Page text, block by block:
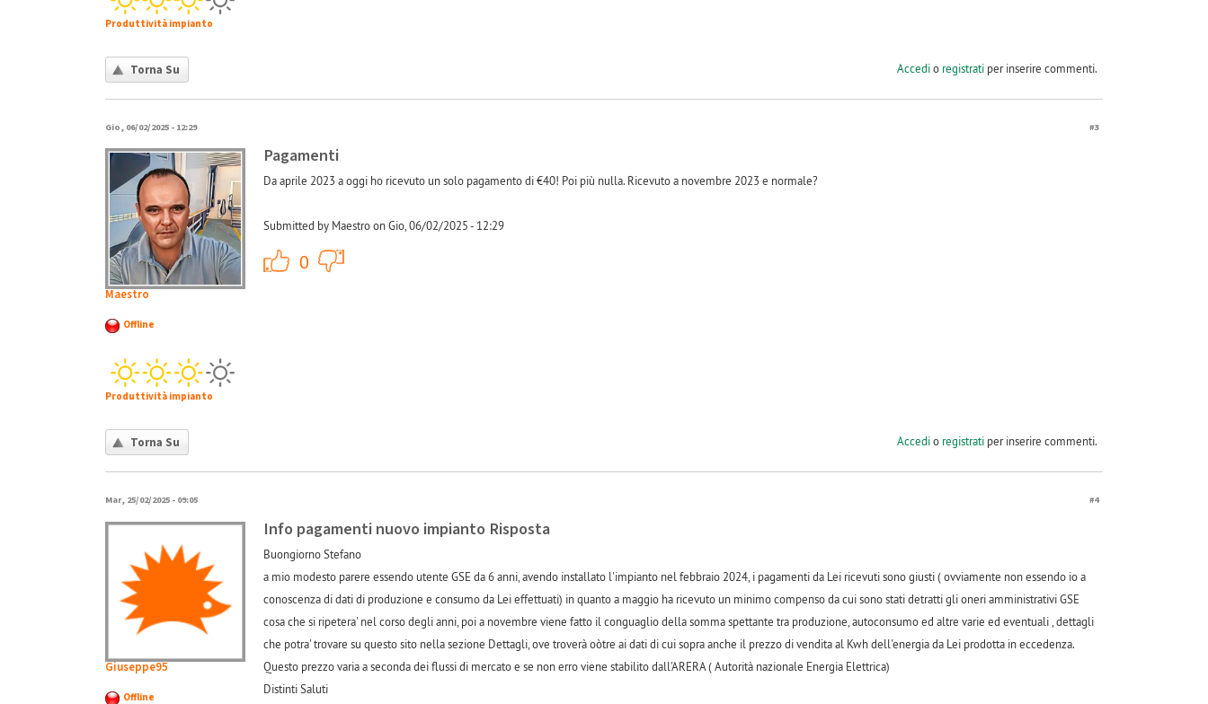
Produttività impianto
Torna Su Accedio registratiper inserire commenti.
Gio, 06/02/2025 - 12:29 #3
Maestro
Offline
Produttività impianto
Pagamenti
Da aprile 2023 a oggi ho ricevuto un solo pagamento di €40! Poi più nulla. Ricevuto a novembre 2023 e normale?
Submitted by Maestro on Gio, 06/02/2025 - 12:29
0
Torna Su Accedio registratiper inserire commenti.
Mar, 25/02/2025 - 09:05 #4
Giuseppe95
Offline
Info pagamenti nuovo impianto Risposta
Buongiorno Stefano
a mio modesto parere essendo utente GSE da 6 anni, avendo installato l'impianto nel febbraio 2024, i pagamenti da Lei ricevuti sono giusti ( ovviamente non essendo io a
conoscenza di dati di produzione e consumo da Lei effettuati) in quanto a maggio ha ricevuto un minimo compenso da cui sono stati detratti gli oneri amministrativi GSE
cosa che si ripetera' nel corso degli anni, poi a novembre viene fatto il conguaglio della somma spettante tra produzione, autoconsumo ed altre varie ed eventuali , dettagli
che potra' trovare su questo sito nella sezione Dettagli, ove troverà oòtre ai dati di cui sopra anche il prezzo di vendita al Kwh dell'energia da Lei prodotta in eccedenza.
Questo prezzo varia a seconda dei flussi di mercato e se non erro viene stabilito dall'ARERA ( Autorità nazionale Energia Elettrica)
Distinti Saluti